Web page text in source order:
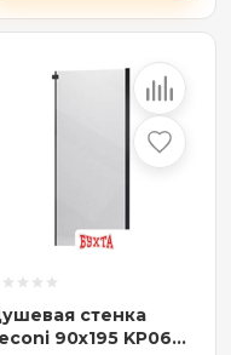
стенка
90x195 KP06B-